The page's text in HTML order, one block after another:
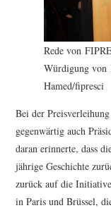
Rede von
Würdigung von
Hamed/fipresci
Bei der
gegenwärtig auch
daran erinnerte, dass
jährige Geschichte
zurück auf die
in Paris und Brüssel,